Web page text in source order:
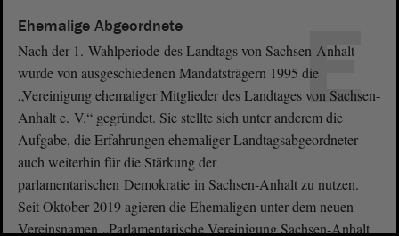
E
Ehemalige Abgeordnete
Nach der 1. Wahlperiode des Landtags von Sachsen-Anhalt
wurde von ausgeschiedenen Mandatsträgern 1995 die
„Vereinigung ehemaliger Mitglieder des Landtages von Sachsen-
Anhalt e. V.“ gegründet. Sie stellte sich unter anderem die
Aufgabe, die Erfahrungen ehemaliger Landtagsabgeordneter
auch weiterhin für die Stärkung der
parlamentarischen Demokratie in Sachsen-Anhalt zu nutzen.
Seit Oktober 2019 agieren die Ehemaligen unter dem neuen
Vereinsnamen „Parlamentarische Vereinigung Sachsen-Anhalt